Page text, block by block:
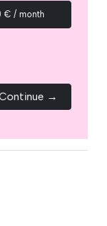
€ / month
→